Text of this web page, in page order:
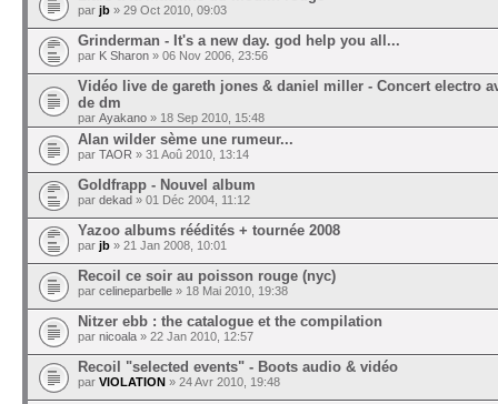
par jb » 29 Oct 2010, 09:03
Grinderman - It's a new day. god help you all...
par K Sharon » 06 Nov 2006, 23:56
Vidéo live de gareth jones & daniel miller - Concert electro
de dm
par Ayakano » 18 Sep 2010, 15:48
Alan wilder sème une rumeur...
par TAOR » 31 Aoû 2010, 13:14
Goldfrapp - Nouvel album
par dekad » 01 Déc 2004, 11:12
Yazoo albums réédités + tournée 2008
par jb » 21 Jan 2008, 10:01
Recoil ce soir au poisson rouge (nyc)
par celineparbelle » 18 Mai 2010, 19:38
Nitzer ebb : the catalogue et the compilation
par nicoala » 22 Jan 2010, 12:57
Recoil "selected events" - Boots audio & vidéo
par VIOLATION » 24 Avr 2010, 19:48